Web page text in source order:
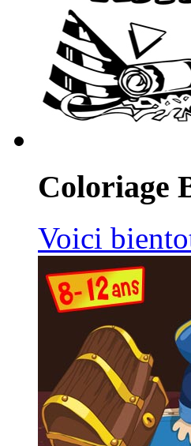
Coloriage
Voici